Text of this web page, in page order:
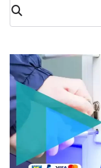
البح
ث